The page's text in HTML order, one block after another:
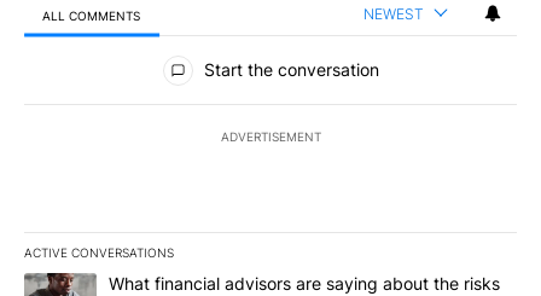
ALL COMMENTS NEWEST
All Comments
Start the conversation
ADVERTISEMENT
ACTIVE CONVERSATIONS
The following is a list of the most commented articles in the last
A trending article titled "What financial advisors are saying
What financial advisors are saying about the risks